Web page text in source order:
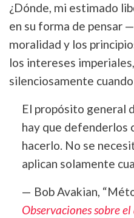
¿Dónde, mi estimado
en su forma de pensar
moralidad y los
los intereses
silenciosamente
El propósito general
hay que defenderlos
hacerlo. No se
aplican solamente
— Bob Avakian,
Observaciones sobre